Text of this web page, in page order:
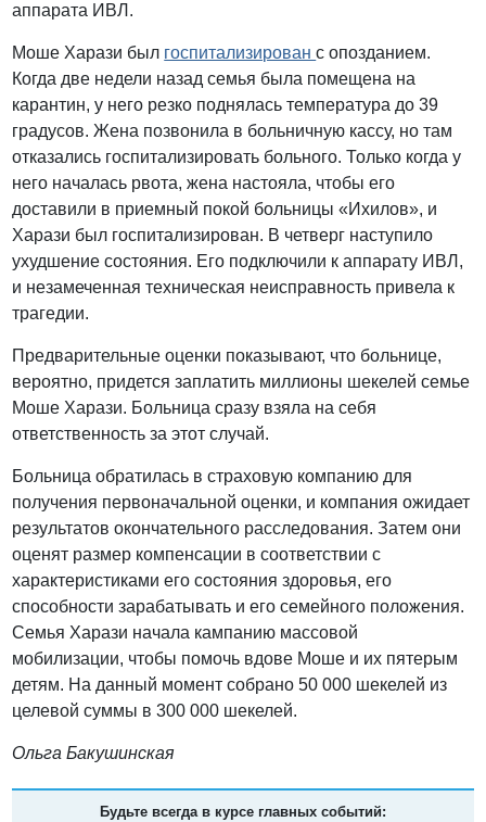
аппарата ИВЛ.
Моше Харази был госпитализированс опозданием.
Когда две недели назад семья была помещена на
карантин, у него резко поднялась температура до 39
градусов. Жена позвонила в больничную кассу, но там
отказались госпитализировать больного. Только когда у
него началась рвота, жена настояла, чтобы его
доставили в приемный покой больницы «Ихилов», и
Харази был госпитализирован. В четверг наступило
ухудшение состояния. Его подключили к аппарату ИВЛ,
и незамеченная техническая неисправность привела к
трагедии.
Предварительные оценки показывают, что больнице,
вероятно, придется заплатить миллионы шекелей семье
Моше Харази. Больница сразу взяла на себя
ответственность за этот случай.
Больница обратилась в страховую компанию для
получения первоначальной оценки, и компания ожидает
результатов окончательного расследования. Затем они
оценят размер компенсации в соответствии с
характеристиками его состояния здоровья, его
способности зарабатывать и его семейного положения.
Семья Харази начала кампанию массовой
мобилизации, чтобы помочь вдове Моше и их пятерым
детям. На данный момент собрано 50 000 шекелей из
целевой суммы в 300 000 шекелей.
Ольга Бакушинская
Будьте всегда в курсе главных событий: